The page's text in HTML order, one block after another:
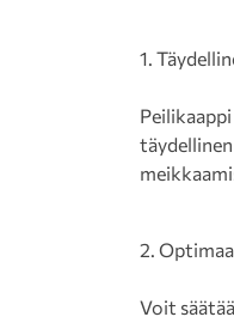
1.
2.
Voit